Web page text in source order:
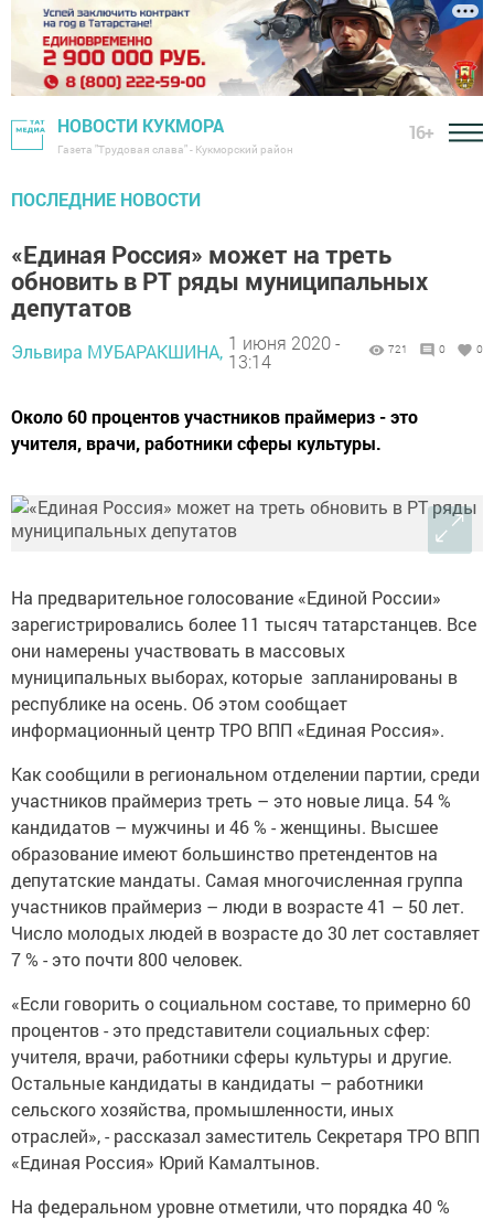
НОВОСТИ КУКМОРА
Газета "Трудовая слава" - Кукморский район
16+
ПОСЛЕДНИЕ НОВОСТИ
«Единая Россия» может на треть
обновить в РТ ряды муниципальных
депутатов
Эльвира МУБАРАКШИНА, 1 июня 2020 -
13:14
721 0 0
Около 60 процентов участников праймериз - это
учителя, врачи, работники сферы культуры.
На предварительное голосование «Единой России»
зарегистрировались более 11 тысяч татарстанцев. Все
они намерены участвовать в массовых
муниципальных выборах, которые запланированы в
республике на осень. Об этом сообщает
информационный центр ТРО ВПП «Единая Россия».
Как сообщили в региональном отделении партии, среди
участников праймериз треть – это новые лица. 54 %
кандидатов – мужчины и 46 % - женщины. Высшее
образование имеют большинство претендентов на
депутатские мандаты. Самая многочисленная группа
участников праймериз – люди в возрасте 41 – 50 лет.
Число молодых людей в возрасте до 30 лет составляет
7 % - это почти 800 человек.
«Если говорить о социальном составе, то примерно 60
процентов - это представители социальных сфер:
учителя, врачи, работники сферы культуры и другие.
Остальные кандидаты в кандидаты – работники
сельского хозяйства, промышленности, иных
отраслей», - рассказал заместитель Секретаря ТРО ВПП
«Единая Россия» Юрий Камалтынов.
На федеральном уровне отметили, что порядка 40 %